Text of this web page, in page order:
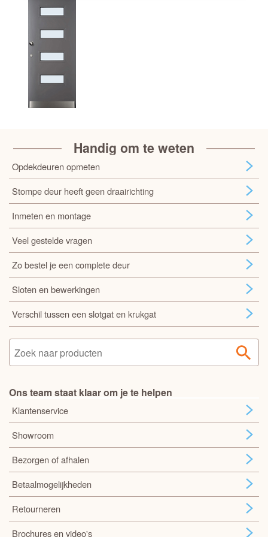
Handig om te weten
Opdekdeuren opmeten
Stompe deur heeft geen draairichting
Inmeten en montage
Veel gestelde vragen
Zo bestel je een complete deur
Sloten en bewerkingen
Verschil tussen een slotgat en krukgat
Ons team staat klaar om je te helpen
Klantenservice
Showroom
Bezorgen of afhalen
Betaalmogelijkheden
Retourneren
Brochures en video's